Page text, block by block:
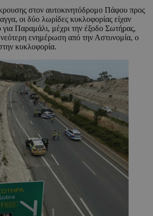
στον αυτοκινητόδρομο Πάφου προς
οι δύο λωρίδες κυκλοφορίας είχαν
για Παραμάλι, μέχρι την έξοδο Σωτήρας,
ενημέρωση από την Αστυνομία, ο
κυκλοφορία.